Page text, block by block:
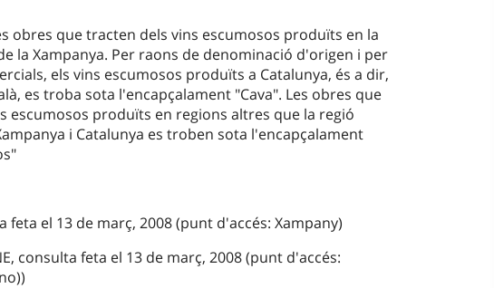
obres que tracten dels vins escumosos produïts en la
la Xampanya. Per raons de denominació d'origen i per
els vins escumosos produïts a Catalunya, és a dir,
es troba sota l'encapçalament "Cava". Les obres que
escumosos produïts en regions altres que la regió
i Catalunya es troben sota l'encapçalament
feta el 13 de març, 2008 (punt d'accés: Xampany)
consulta feta el 13 de març, 2008 (punt d'accés: